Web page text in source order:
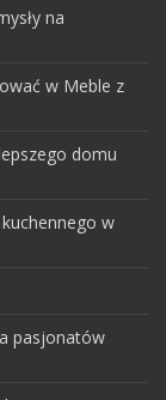
na
w Meble z
domu
w
pasjonatów